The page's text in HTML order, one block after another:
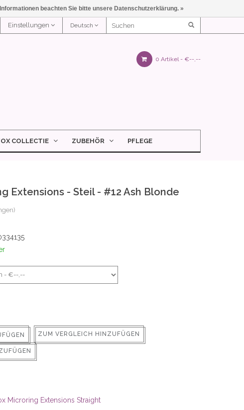
Deutsch
Einstellungen
0 Artikel - €--,--
COLLECTIE ZUBEHÖR PFLEGE
Extensions - Steil - #12 Ash Blonde
ZUM VERGLEICH HINZUFÜGEN
Microring Extensions Straight
beachten Sie bitte unsere Datenschutzerklärung. »